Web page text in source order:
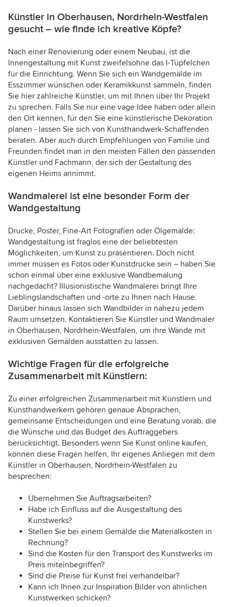
Künstler in Oberhausen, Nordrhein-Westfalen
gesucht – wie finde ich kreative Köpfe?
Nach einer Renovierung oder einem Neubau, ist die
Innengestaltung mit Kunst zweifelsohne das I-Tüpfelchen
für die Einrichtung. Wenn Sie sich ein Wandgemälde im
Esszimmer wünschen oder Keramikkunst sammeln, finden
Sie hier zahlreiche Künstler, um mit Ihnen über Ihr Projekt
zu sprechen. Falls Sie nur eine vage Idee haben oder allein
den Ort kennen, für den Sie eine künstlerische Dekoration
planen - lassen Sie sich von Kunsthandwerk-Schaffenden
beraten. Aber auch durch Empfehlungen von Familie und
Freunden findet man in den meisten Fällen den passenden
Künstler und Fachmann, der sich der Gestaltung des
eigenen Heims annimmt.
Wandmalerei ist eine besonder Form der
Wandgestaltung
Drucke, Poster, Fine-Art Fotografien oder Ölgemälde:
Wandgestaltung ist fraglos eine der beliebtesten
Möglichkeiten, um Kunst zu präsentieren. Doch nicht
immer müssen es Fotos oder Kunstdrucke sein – haben Sie
schon einmal über eine exklusive Wandbemalung
nachgedacht? Illusionistische Wandmalerei bringt Ihre
Lieblingslandschaften und -orte zu Ihnen nach Hause.
Darüber hinaus lassen sich Wandbilder in nahezu jedem
Raum umsetzen. Kontaktieren Sie Künstler und Wandmaler
in Oberhausen, Nordrhein-Westfalen, um ihre Wände mit
exklusiven Gemälden ausstatten zu lassen.
Wichtige Fragen für die erfolgreiche
Zusammenarbeit mit Künstlern:
Zu einer erfolgreichen Zusammenarbeit mit Künstlern und
Kunsthandwerkern gehören genaue Absprachen,
gemeinsame Entscheidungen und eine Beratung vorab, die
die Wünsche und das Budget des Auftraggebers
berücksichtigt. Besonders wenn Sie Kunst online kaufen,
können diese Fragen helfen, Ihr eigenes Anliegen mit dem
Künstler in Oberhausen, Nordrhein-Westfalen zu
besprechen:
Übernehmen Sie Auftragsarbeiten?
Habe ich Einfluss auf die Ausgestaltung des
Kunstwerks?
Stellen Sie bei einem Gemälde die Materialkosten in
Rechnung?
Sind die Kosten für den Transport des Kunstwerks im
Preis miteinbegriffen?
Sind die Preise für Kunst frei verhandelbar?
Kann ich Ihnen zur Inspiration Bilder von ähnlichen
Kunstwerken schicken?